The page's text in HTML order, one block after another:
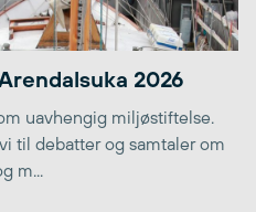
2026
uavhengig miljøstiftelse.
til debatter og samtaler om
m...